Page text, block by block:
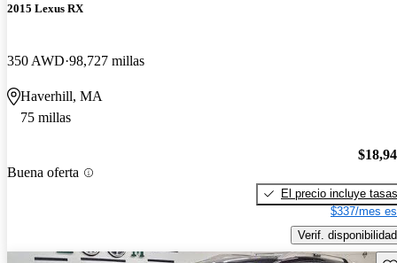
2015 Lexus RX
350 AWD 98,727 millas
Haverhill, MA
75 millas
Buena oferta
El precio incluye tasas
$337/mes
Verif. disponibilidad